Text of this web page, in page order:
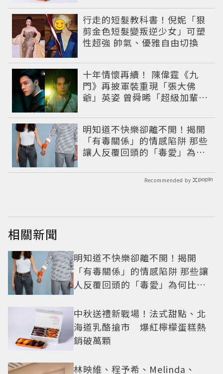
行走的短髮教科書！倪妮「狠
剪金色短髮變叛逆少女」可塑
性超強 帥氣、優雅自由切換
十年情懷再續！ 陳偉霆《九
門》再披軍裝重現「張大佛
爺」英姿 曾舜晞「超級加輩」
明知道不快樂卻離不開！揭開
「有毒關係」的情感陷阱 那些
讓人反覆回頭的「毒愛」為何
Recommended by
相關新聞
明知道不快樂卻離不開！揭開
「有毒關係」的情感陷阱 那些讓
人反覆回頭的「毒愛」為何比菸
中秋送禮新戰場！法式甜點、北
海道乳酪搶市 爆紅檸檬蛋糕熱
銷破萬顆
林映維、程予希、Melinda、